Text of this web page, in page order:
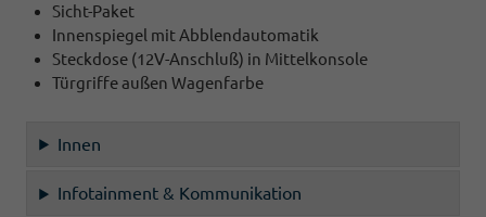
Sicht-Paket
Innenspiegel mit Abblendautomatik
Steckdose (12V-Anschluß) in Mittelkonsole
Türgriffe außen Wagenfarbe
Innen
Infotainment & Kommunikation